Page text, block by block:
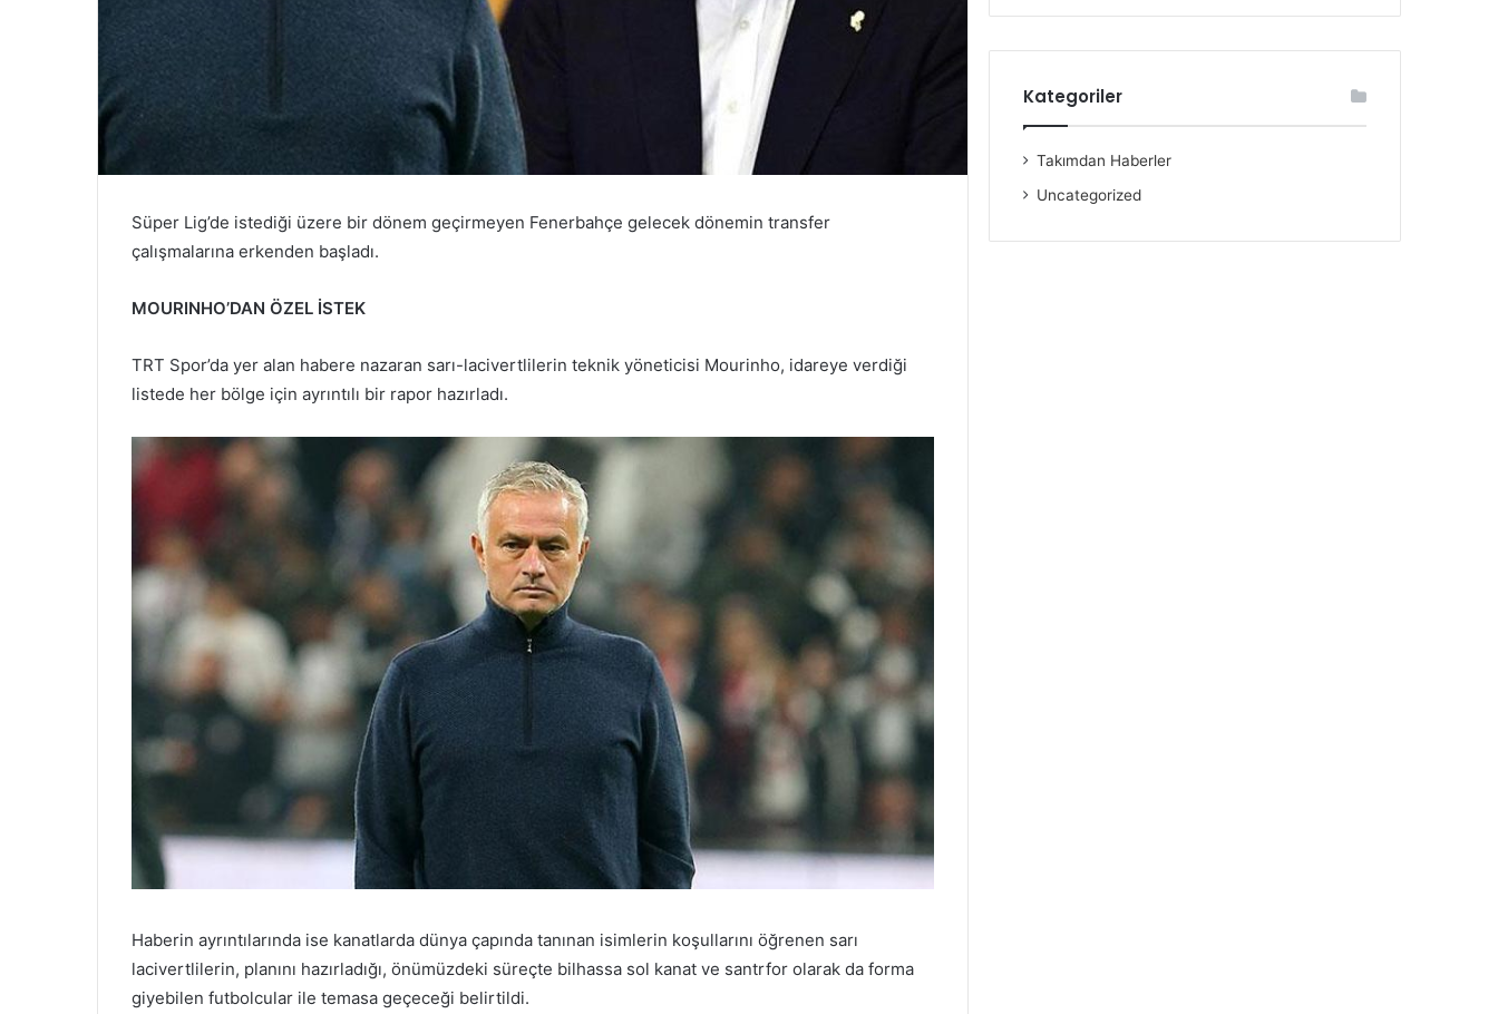
Süper Lig’de istediği üzere bir dönem geçirmeyen Fenerbahçe gelecek dönemin transfer
çalışmalarına erkenden başladı.
MOURINHO’DAN ÖZEL İSTEK
TRT Spor’da yer alan habere nazaran sarı-lacivertlilerin teknik yöneticisi Mourinho, idareye verdiği
listede her bölge için ayrıntılı bir rapor hazırladı.
Haberin ayrıntılarında ise kanatlarda dünya çapında tanınan isimlerin koşullarını öğrenen sarı
lacivertlilerin, planını hazırladığı, önümüzdeki süreçte bilhassa sol kanat ve santrfor olarak da forma
giyebilen futbolcular ile temasa geçeceği belirtildi.
Kategoriler
Takımdan Haberler
Uncategorized